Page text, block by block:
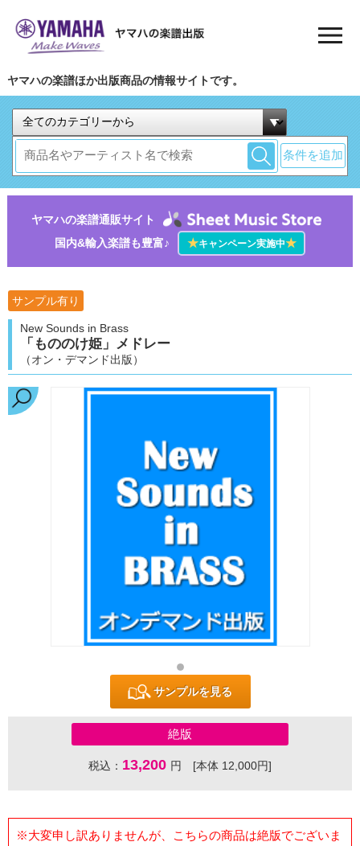
ヤマハの楽譜ほか出版商品の情報サイトです。
条件を追加
ヤマハの楽譜通販サイト
国内&輸入楽譜も豊富♪
★キャンペーン実施中★
サンプル有り
New Sounds in Brass
「もののけ姫」メドレー
（オン・デマンド出版）
サンプルを見る
絶版
税込： 13,200 円 [本体 12,000円]
※大変申し訳ありませんが、こちらの商品は絶版でございま